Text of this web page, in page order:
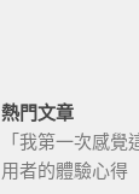
熱門文章
「我第一次感
用者的體驗心得